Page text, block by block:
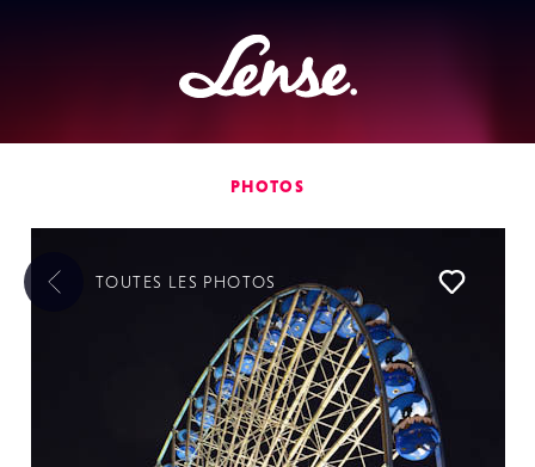
Lense
PHOTOS
TOUTES LES PHOTOS